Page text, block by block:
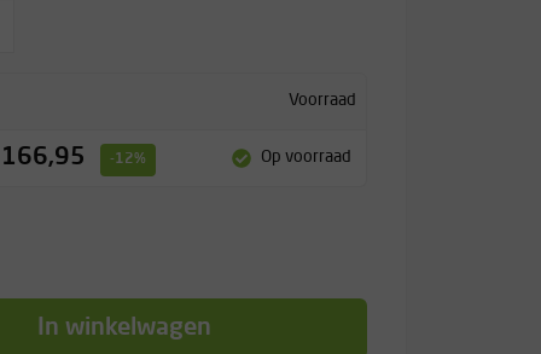
Voorraad
-12% Op voorraad
In winkelwagen